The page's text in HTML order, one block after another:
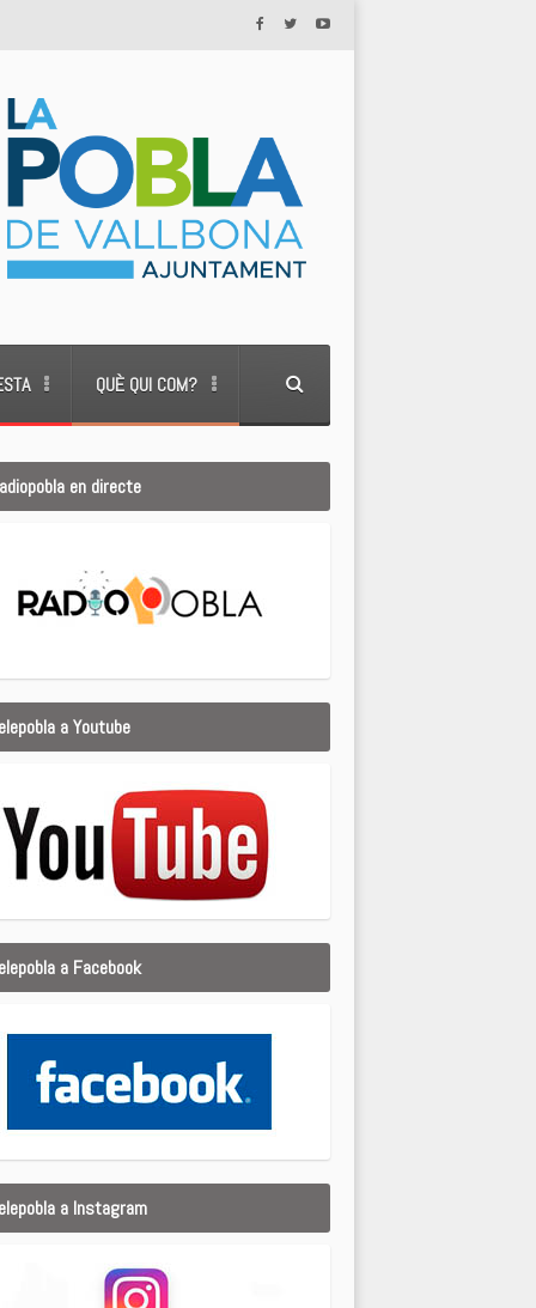
QUÈ QUI COM?
en directe
a Youtube
a Facebook
a Instagram